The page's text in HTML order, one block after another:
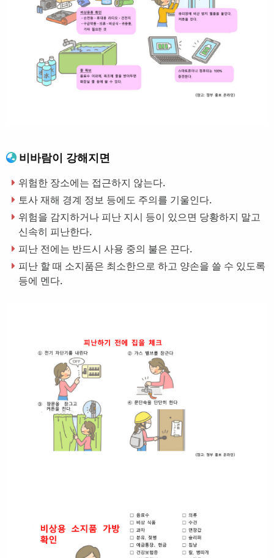
비바람이 강해지면
위험한 장소에는 접근하지 않는다.
토사 재해 경계 정보 등에도 주의를 기울인다.
위험을 감지하거나 피난 지시 등이 있으면 당황하지 말고
신속히 피난한다.
피난 전에는 반드시 사용 중의 불은 끈다.
피난 할 때 소지품은 최소한으로 하고 양손을 쓸 수 있도록
등에 멘다.